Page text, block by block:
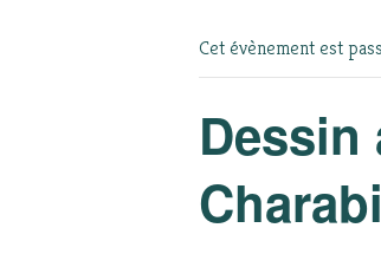
Cet évènement est
Dessin